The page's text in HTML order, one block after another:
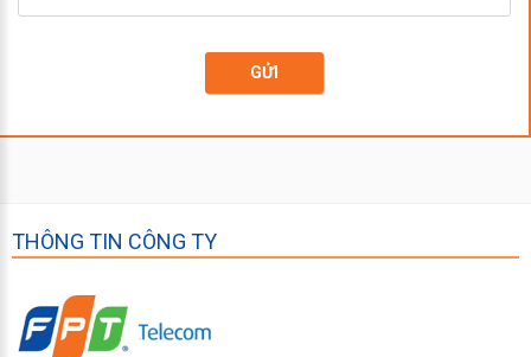
GỬI
THÔNG TIN CÔNG TY